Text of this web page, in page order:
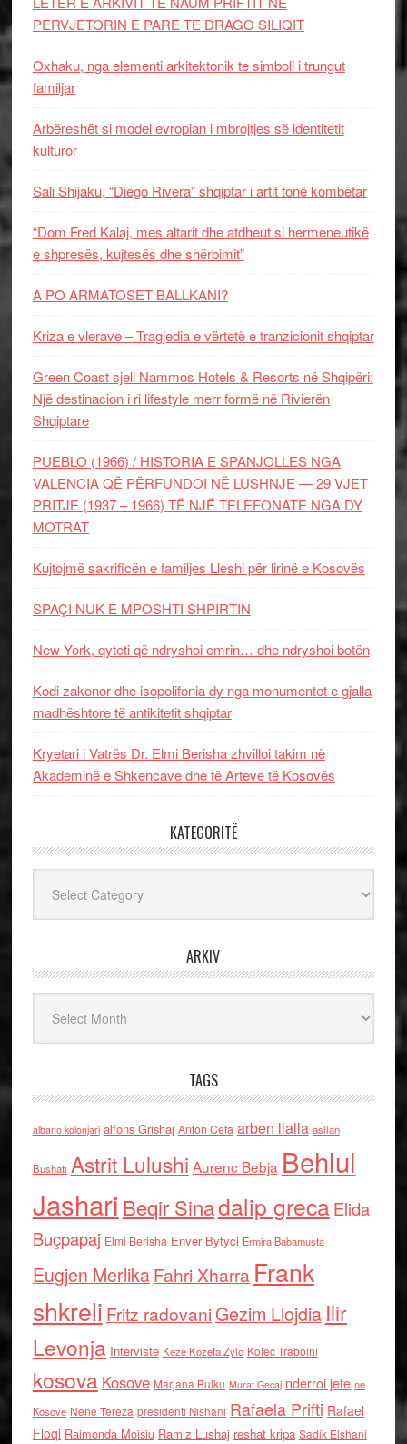
PERVJETORIN E PARE TE DRAGO SILIQIT
Oxhaku, nga elementi arkitektonik te simboli i trungut
familjar
Arbëreshët si model evropian i mbrojtjes së identitetit
kulturor
Sali Shijaku, “Diego Rivera” shqiptar i artit tonë kombëtar
“Dom Fred Kalaj, mes altarit dhe atdheut si hermeneutikë
e shpresës, kujtesës dhe shërbimit”
A PO ARMATOSET BALLKANI?
Kriza e vlerave – Tragjedia e vërtetë e tranzicionit shqiptar
Green Coast sjell Nammos Hotels & Resorts në Shqipëri:
Një destinacion i ri lifestyle merr formë në Rivierën
Shqiptare
PUEBLO (1966) / HISTORIA E SPANJOLLES NGA
VALENCIA QË PËRFUNDOI NË LUSHNJE — 29 VJET
PRITJE (1937 – 1966) TË NJË TELEFONATE NGA DY
MOTRAT
Kujtojmë sakrificën e familjes Lleshi për lirinë e Kosovës
SPAÇI NUK E MPOSHTI SHPIRTIN
New York, qyteti që ndryshoi emrin… dhe ndryshoi botën
Kodi zakonor dhe isopolifonia dy nga monumentet e gjalla
madhështore të antikitetit shqiptar
Kryetari i Vatrës Dr. Elmi Berisha zhvilloi takim në
Akademinë e Shkencave dhe të Arteve të Kosovës
KATEGORITË
ARKIV
TAGS
albano kolonjari alfons Grishaj Anton Cefa arben llalla asllan
Bushati Astrit Lulushi Aurenc Bebja Behlul
Jashari Beqir Sinadalip grecaElida
Buçpapaj Elmi Berisha Enver Bytyci Ermira Babamusta
Eugjen MerlikaFahri Xharra Frank
shkreli Fritz radovaniGezim Llojdia Ilir
Levonja Interviste Keze Kozeta Zylo Kolec Traboini
kosova Kosove Marjana Bulku Murat Gecaj nderroi jete ne
Kosove Nene Tereza presidenti Nishani Rafaela Prifti Rafael
Floqi Raimonda Moisiu Ramiz Lushaj reshat kripa Sadik Elshani